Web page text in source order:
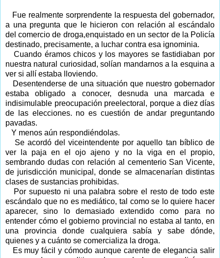
Fue realmente sorprendente la respuesta del gobernador,
a una pregunta que le hicieron con relación al escándalo
del comercio de droga,enquistado en un sector de la Policía
destinado, precisamente, a luchar contra esa ignominia.
Cuando éramos chicos y los mayores se fastidiaban por
nuestra natural curiosidad, solían mandarnos a la esquina a
ver si allí estaba lloviendo.
Desentenderse de una situación que nuestro gobernador
estaba obligado a conocer, desnuda una marcada e
indisimulable preocupación preelectoral, porque a diez días
de las elecciones. no es cuestión de andar preguntando
pavadas.
Y menos aún respondiéndolas.
Se acordó del viceintendente por aquello tan bíblico de
ver la paja en el ojo ajeno y no la viga en el propio,
sembrando dudas con relación al cementerio San Vicente,
de jurisdicción municipal, donde se almacenarían distintas
clases de sustancias prohibidas.
Por supuesto ni una palabra sobre el resto de todo este
escándalo que no es mediático, tal como se lo quiere hacer
aparecer, sino lo demasiado extendido como para no
entender cómo el gobierno provincial no estaba al tanto, en
una provincia donde cualquiera sabía y sabe dónde,
quienes y a cuánto se comercializa la droga.
Es muy fácil y cómodo aunque carente de elegancia salir